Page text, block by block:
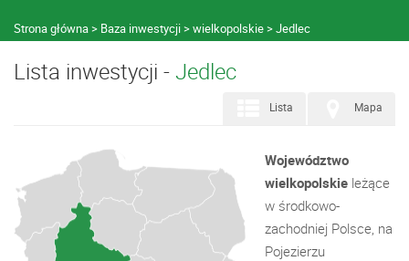
Strona główna Baza inwestycji wielkopolskie Jedlec
Lista inwestycji - Jedlec
Mapa
Lista
Województwo
wielkopolskie leżące
w środkowo-
zachodniej Polsce, na
Pojezierzu